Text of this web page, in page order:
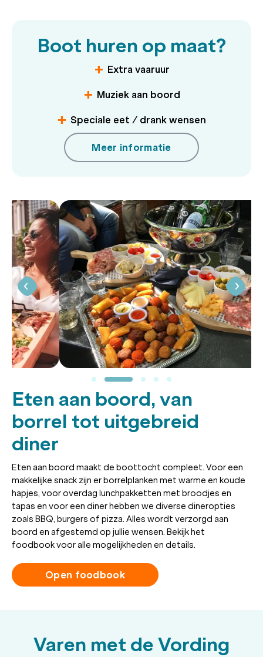
Boot huren op maat?
Extra vaaruur
Muziek aan boord
Speciale eet / drank wensen
Meer informatie
Eten aan boord, van
borrel tot uitgebreid
diner
Eten aan boord maakt de boottocht compleet. Voor een
makkelijke snack zijn er borrelplanken met warme en koude
hapjes, voor overdag lunchpakketten met broodjes en
tapas en voor een diner hebben we diverse dineropties
zoals BBQ, burgers of pizza. Alles wordt verzorgd aan
boord en afgestemd op jullie wensen. Bekijk het
foodbook voor alle mogelijkheden en details.
Open foodbook
Varen met de Vording